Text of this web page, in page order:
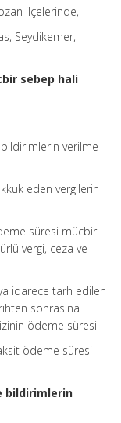
ilçelerinde,
Seydikemer,
sebep hali
bildirimlerin verilme
eden vergilerin
süresi mücbir
vergi, ceza ve
idarece tarh edilen
sonrasına
ödeme süresi
ödeme süresi
bildirimlerin